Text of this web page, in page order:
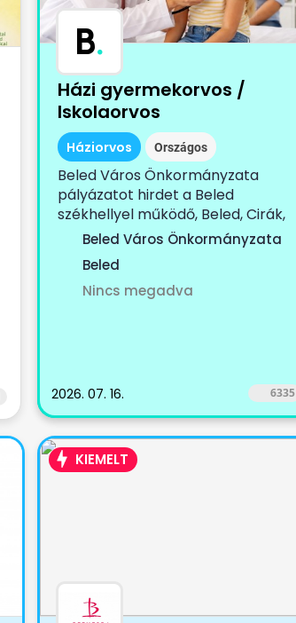
B.
Házi gyermekorvos /
Iskolaorvos
Háziorvos Országos
Beled Város Önkormányzata
pályázatot hirdet a Beled
székhellyel működő, Beled, Cirák,
Dénesfa, Edve,...
Beled Város Önkormányzata
Beled
Nincs megadva
2026. 07. 16. 6335
KIEMELT